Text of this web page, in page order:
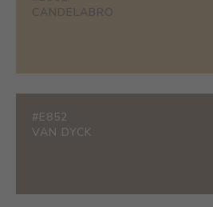
CANDELABRO
#E852
VAN DYCK